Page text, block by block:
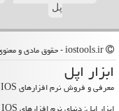
پل
ابزار اپل
معرفی و فروش نرم افزارهای IOS